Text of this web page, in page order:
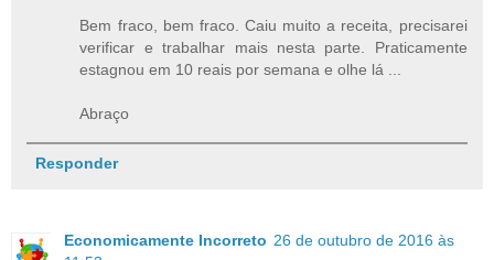
Bem fraco, bem fraco. Caiu muito a receita, precisarei
verificar e trabalhar mais nesta parte. Praticamente
estagnou em 10 reais por semana e olhe lá ...
Abraço
Responder
Economicamente Incorreto 26 de outubro de 2016 às